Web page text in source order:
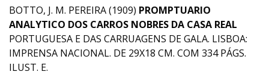
BOTTO, J. M. PEREIRA (1909) PROMPTUARIO
ANALYTICO DOS CARROS NOBRES DA CASA REAL
PORTUGUESA E DAS CARRUAGENS DE GALA. LISBOA:
IMPRENSA NACIONAL. DE 29X18 CM. COM 334 PÁGS.
ILUST. E.